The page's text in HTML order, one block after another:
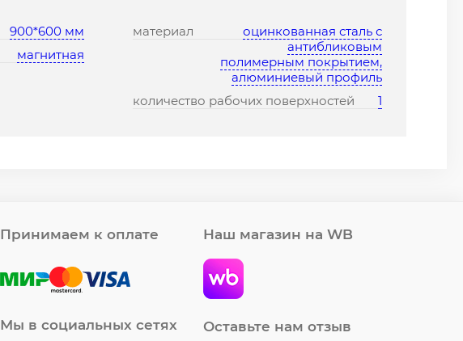
900*600 мм
магнитная
материал
оцинкованная сталь с
антибликовым
полимерным покрытием,
алюминиевый профиль
количество рабочих поверхностей
1
Принимаем к оплате
Мы в социальных сетях
Наш магазин на WB
Оставьте нам отзыв